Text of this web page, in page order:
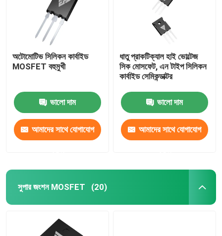
অটোমোটিভ সিলিকন কার্বাইড
MOSFET বহুমুখী
ভালো দাম
আমাদের সাথে যোগাযোগ
ধাতু প্রাকটিক্যাল হাই ভোল্টেজ
সিক মোসফেট, এন টাইপ সিলিকন
কার্বাইড সেমিকন্ডাক্টর
ভালো দাম
আমাদের সাথে যোগাযোগ
সুপার জংশন MOSFET (20)